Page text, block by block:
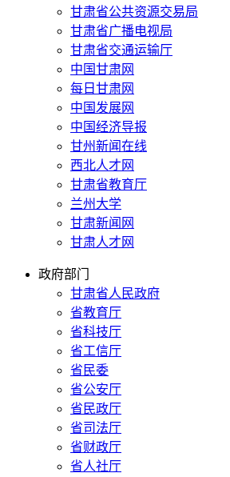
甘肃省公共资源交易局
甘肃省广播电视局
甘肃省交通运输厅
中国甘肃网
每日甘肃网
中国发展网
中国经济导报
甘州新闻在线
西北人才网
甘肃省教育厅
兰州大学
甘肃新闻网
甘肃人才网
政府部门
甘肃省人民政府
省教育厅
省科技厅
省工信厅
省民委
省公安厅
省民政厅
省司法厅
省财政厅
省人社厅